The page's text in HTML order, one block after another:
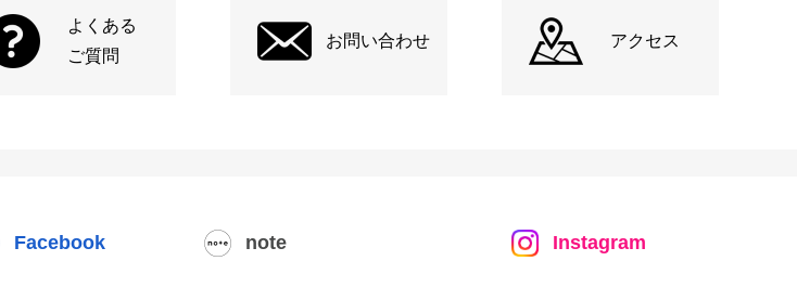
よくある
ご質問
お問い合わせ アクセス
Facebook note Instagram